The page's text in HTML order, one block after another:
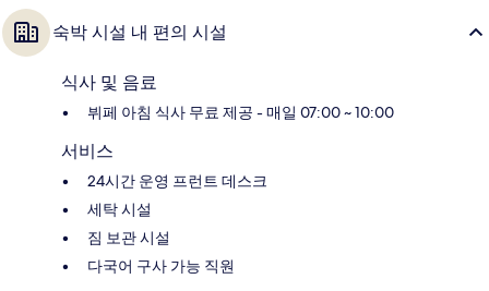
숙박 시설 내 편의 시설
식사 및 음료
뷔페 아침 식사 무료 제공 - 매일 07:00 ~ 10:00
서비스
24시간 운영 프런트 데스크
세탁 시설
짐 보관 시설
다국어 구사 가능 직원